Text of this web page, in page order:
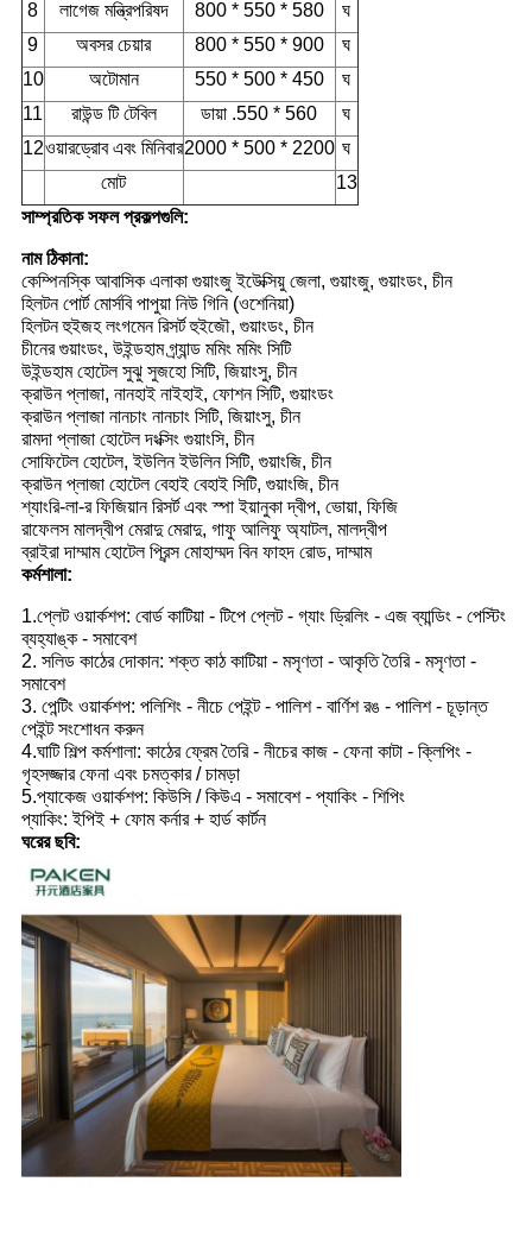
8 লাগেজ মন্ত্রিপরিষদ 800 * 550 * 580
ঘ
9
অবসর চেয়ার 800 * 550 * 900
ঘ
10
অটোমান 550 * 500 * 450
ঘ
11
রাউন্ড টি টেবিল ডায়া .550 * 560
ঘ
12ওয়ারড্রোব এবং মিনিবার2000 * 500 * 2200 ঘ
মোট
13
সাম্প্রতিক সফল প্রকল্পগুলি:
নাম ঠিকানা:
কেম্পিনস্কি আবাসিক এলাকা গুয়াংজু ইউেক্সিয়ু জেলা, গুয়াংজু, গুয়াংডং, চীন
হিলটন পোর্ট মোর্সবি পাপুয়া নিউ গিনি (ওশেনিয়া)
হিলটন হুইজহ লংগমেন রিসর্ট হুইজৌ, গুয়াংডং, চীন
চীনের গুয়াংডং, উইন্ডহাম গ্র্যান্ড মমিং মমিং সিটি
উইন্ডহাম হোটেল সুঝু সুজহো সিটি, জিয়াংসু, চীন
ক্রাউন প্লাজা, নানহাই নাইহাই, ফোশন সিটি, গুয়াংডং
ক্রাউন প্লাজা নানচাং নানচাং সিটি, জিয়াংসু, চীন
রামদা প্লাজা হোটেল দংক্সিং গুয়াংসি, চীন
সোফিটেল হোটেল, ইউলিন ইউলিন সিটি, গুয়াংজি, চীন
ক্রাউন প্লাজা হোটেল বেহাই বেহাই সিটি, গুয়াংজি, চীন
শ্যাংরি-লা-র ফিজিয়ান রিসর্ট এবং স্পা ইয়ানুকা দ্বীপ, ভোয়া, ফিজি
রাফেলস মালদ্বীপ মেরাদু মেরাদু, গাফু আলিফু অ্যাটল, মালদ্বীপ
ব্রাইরা দাম্মাম হোটেল প্রিন্স মোহাম্মদ বিন ফাহদ রোড, দাম্মাম
কর্মশালা:
1.প্লেট ওয়ার্কশপ: বোর্ড কাটিয়া - টিপে প্লেট - গ্যাং ড্রিলিং - এজ ব্যান্ডিং - পেস্টিং
ব্যহ্যাঙ্ক - সমাবেশ
2. সলিড কাঠের দোকান: শক্ত কাঠ কাটিয়া - মসৃণতা - আকৃতি তৈরি - মসৃণতা -
সমাবেশ
3. পেন্টিং ওয়ার্কশপ: পলিশিং - নীচে পেইন্ট - পালিশ - বার্ণিশ রঙ - পালিশ - চূড়ান্ত
পেইন্ট সংশোধন করুন
4.ঘাটি শিল্প কর্মশালা: কাঠের ফ্রেম তৈরি - নীচের কাজ - ফেনা কাটা - ক্লিপিং -
গৃহসজ্জার ফেনা এবং চমত্কার / চামড়া
5.প্যাকেজ ওয়ার্কশপ: কিউসি / কিউএ - সমাবেশ - প্যাকিং - শিপিং
প্যাকিং: ইপিই + ফোম কর্নার + হার্ড কার্টন
ঘরের ছবি: